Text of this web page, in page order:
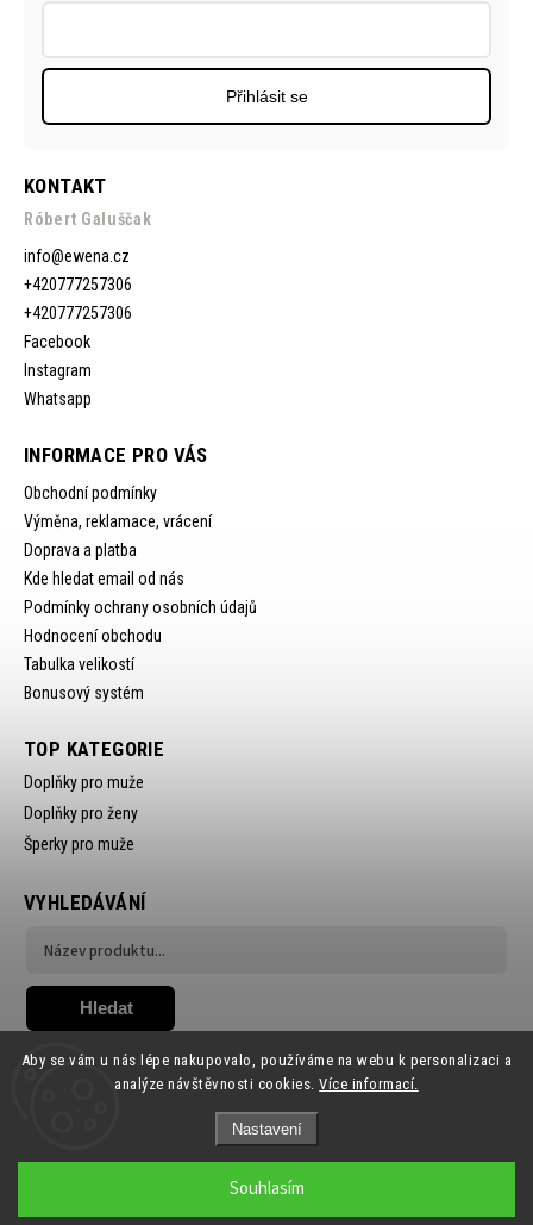
Aby se vám u nás lépe nakupovalo, používáme na webu k personalizaci a
analýze návštěvnosti cookies.Více informací.
Nastavení
Souhlasím
KONTAKT
Róbert Galuščak
info@ewena.cz
+420777257306
+420777257306
Facebook
Instagram
Whatsapp
INFORMACE PRO VÁS
Obchodní podmínky
Výměna, reklamace, vrácení
Doprava a platba
Kde hledat email od nás
Podmínky ochrany osobních údajů
Hodnocení obchodu
Tabulka velikostí
Bonusový systém
Přihlásit se
TOP KATEGORIE
Doplňky pro muže
Doplňky pro ženy
Šperky pro muže
VYHLEDÁVÁNÍ
Hledat
Ewena.CZ. Všechna práva vyhrazena.